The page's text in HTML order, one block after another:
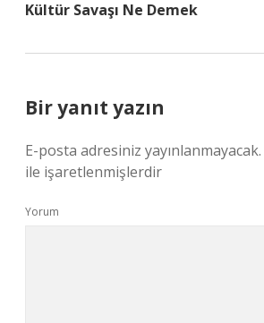
Kültür Savaşı Ne Demek
Bir yanıt yazın
E-posta adresiniz yayınlanmayacak.
ile işaretlenmişlerdir
Yorum